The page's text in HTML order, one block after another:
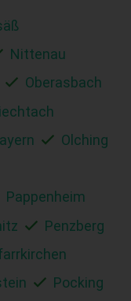
Nittenau
Oberasbach
Olching
Pappenheim
Penzberg
Pocking